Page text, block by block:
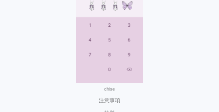
chise
注意事項